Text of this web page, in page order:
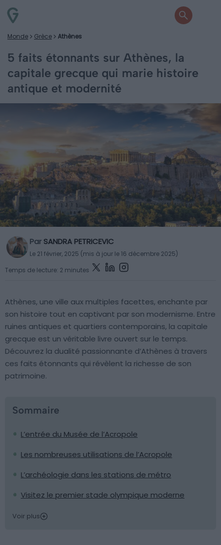
Monde Grèce Athènes
5 faits étonnants sur Athènes, la
capitale grecque qui marie histoire
antique et modernité
Par SANDRA PETRICEVIC
Le 21 février, 2025 (mis à jour le 16 décembre 2025)
Temps de lecture: 2 minutes
Athènes, une ville aux multiples facettes, enchante par
son histoire tout en captivant par son modernisme. Entre
ruines antiques et quartiers contemporains, la capitale
grecque est un véritable livre ouvert sur le temps.
Découvrez la dualité passionnante d’Athènes à travers
ces faits étonnants qui révèlent la richesse de son
patrimoine.
Sommaire
L’entrée du Musée de l’Acropole
Les nombreuses utilisations de l’Acropole
L’archéologie dans les stations de métro
Visitez le premier stade olympique moderne
Voir plus